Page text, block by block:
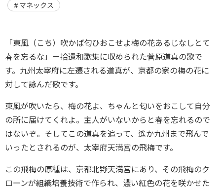
マネックス
「東風（こち）吹かば匂ひおこせよ梅の花あるじなしとて
春を忘るな」ー拾遺和歌集に収められた菅原道真の歌で
す。九州太宰府に左遷される道真が、京都の家の梅の花に
対して詠んだ歌です。
東風が吹いたら、梅の花よ、ちゃんと匂いをおこして自分
の所に届けてくれよ。主人がいないからと春を忘れるので
はないぞ。そしてこの道真を追って、遙か九州まで飛んで
いったとされるのが、太宰府天満宮の飛梅です。
この飛梅の原種は、京都北野天満宮にあり、その飛梅のク
ローンが組織培養技術で作られ、濃い紅色の花を咲かせた